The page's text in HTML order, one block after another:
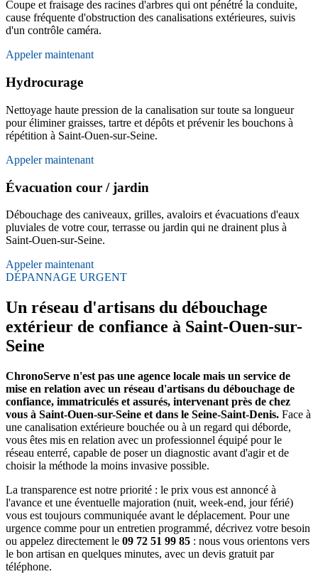
Coupe et fraisage des racines d'arbres qui ont pénétré la conduite,
cause fréquente d'obstruction des canalisations extérieures, suivis
d'un contrôle caméra.
Appeler maintenant
Hydrocurage
Nettoyage haute pression de la canalisation sur toute sa longueur
pour éliminer graisses, tartre et dépôts et prévenir les bouchons à
répétition à Saint-Ouen-sur-Seine.
Appeler maintenant
Évacuation cour / jardin
Débouchage des caniveaux, grilles, avaloirs et évacuations d'eaux
pluviales de votre cour, terrasse ou jardin qui ne drainent plus à
Saint-Ouen-sur-Seine.
Appeler maintenant
DÉPANNAGE URGENT
Un réseau d'artisans du débouchage
extérieur de confiance à Saint-Ouen-sur-
Seine
ChronoServe n'est pas une agence locale mais un service de
mise en relation avec un réseau d'artisans du débouchage de
confiance, immatriculés et assurés, intervenant près de chez
vous à Saint-Ouen-sur-Seine et dans le Seine-Saint-Denis. Face à
une canalisation extérieure bouchée ou à un regard qui déborde,
vous êtes mis en relation avec un professionnel équipé pour le
réseau enterré, capable de poser un diagnostic avant d'agir et de
choisir la méthode la moins invasive possible.
La transparence est notre priorité : le prix vous est annoncé à
l'avance et une éventuelle majoration (nuit, week-end, jour férié)
vous est toujours communiquée avant le déplacement. Pour une
urgence comme pour un entretien programmé, décrivez votre besoin
ou appelez directement le 09 72 51 99 85 : nous vous orientons vers
le bon artisan en quelques minutes, avec un devis gratuit par
téléphone.